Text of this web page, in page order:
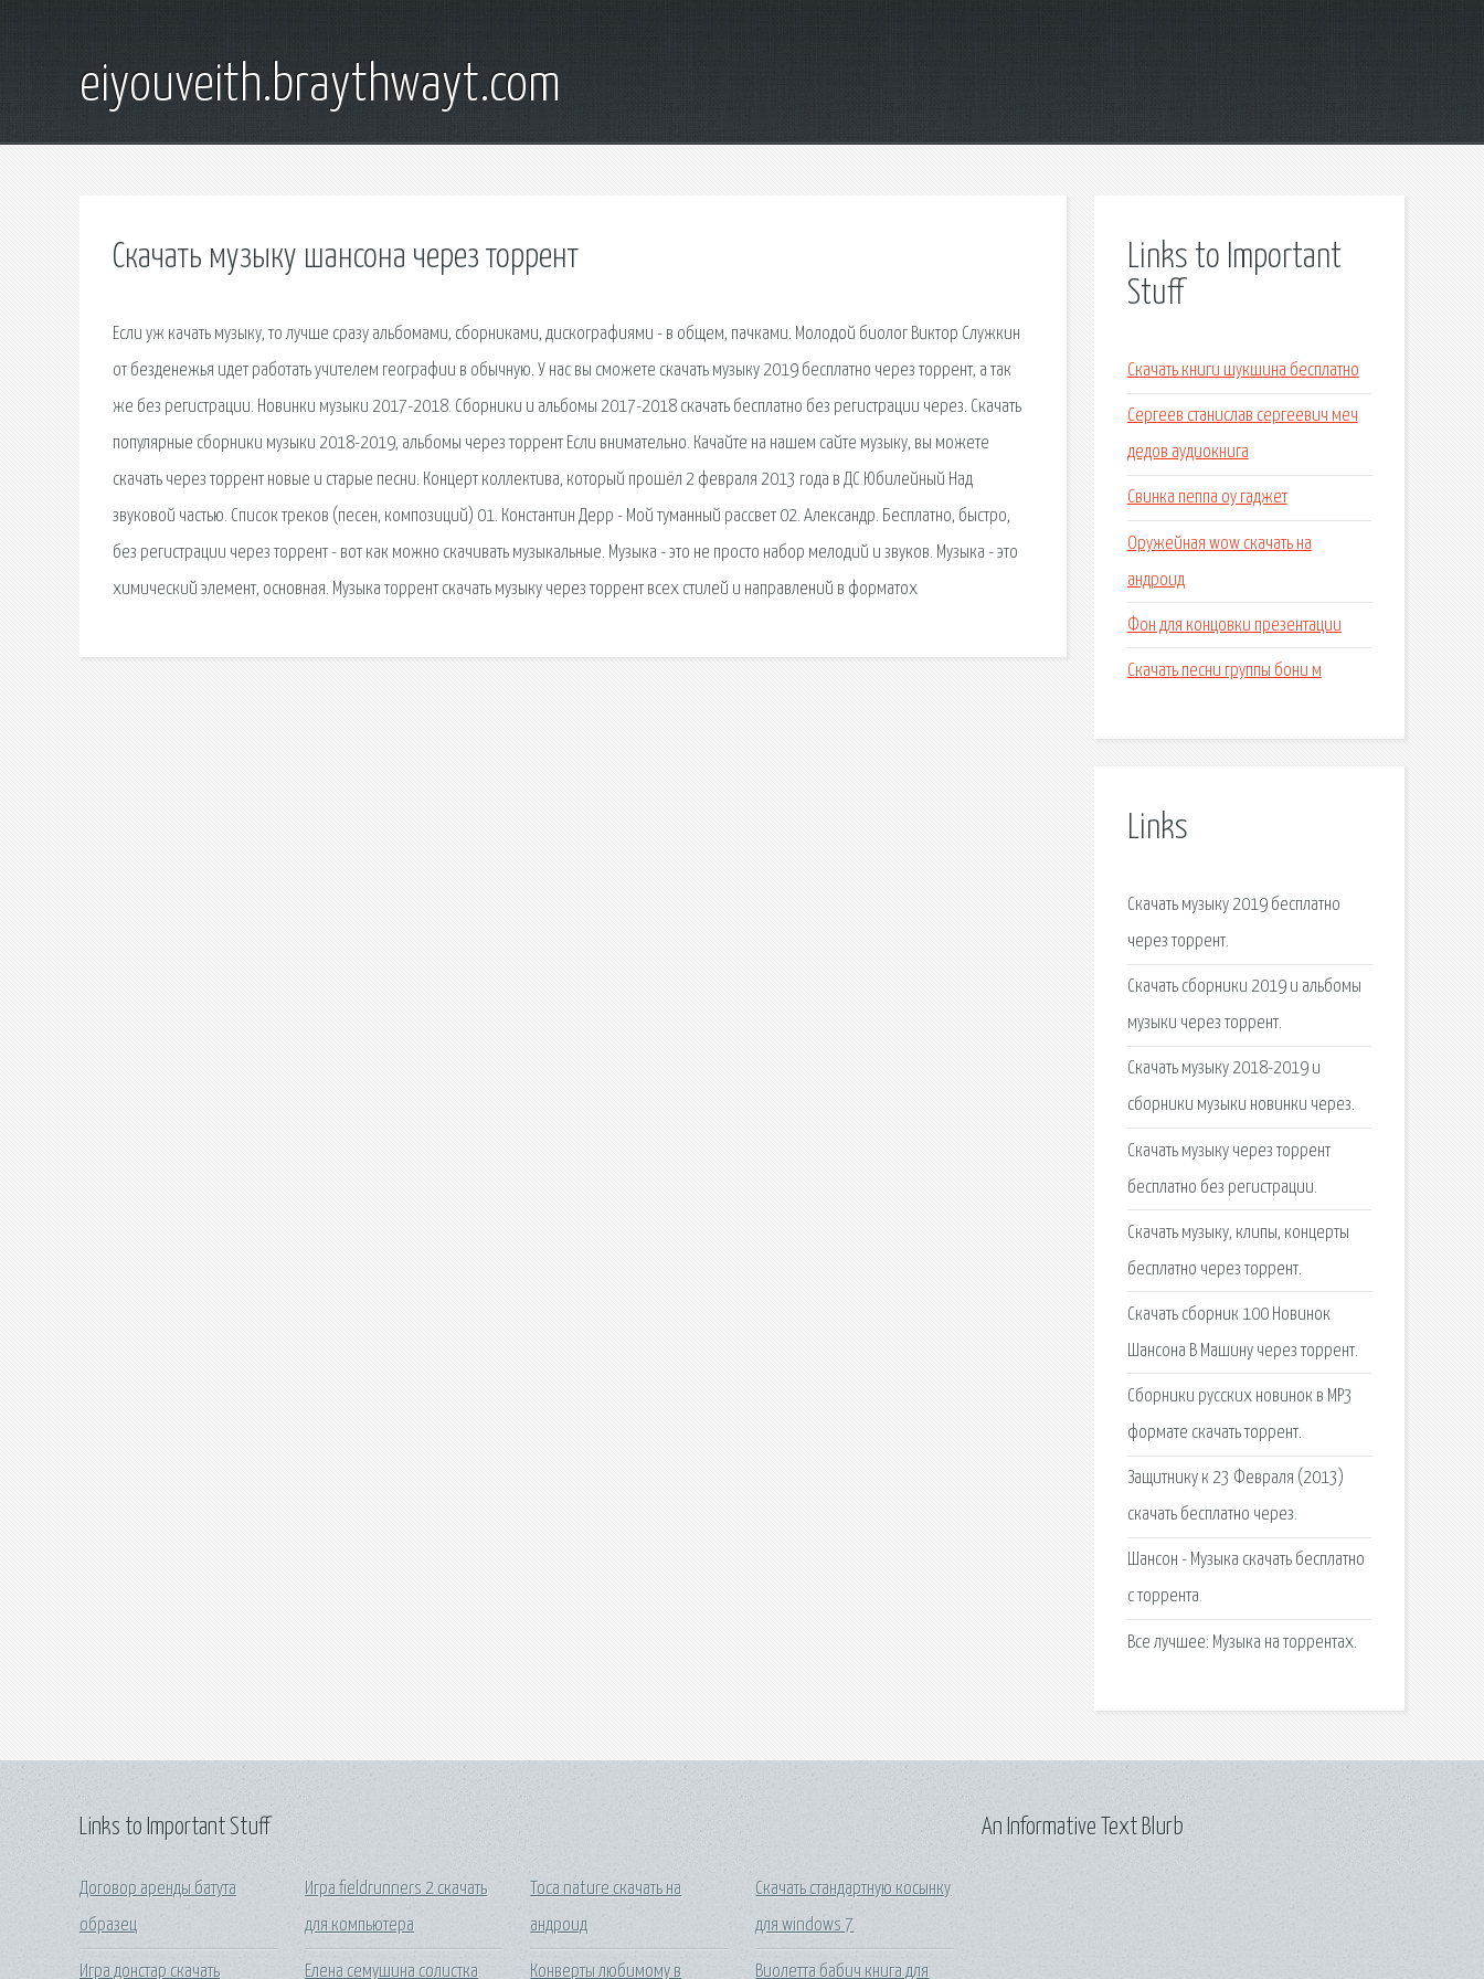
eiyouveith.braythwayt.com
Скачать музыку шансона через торрент
Если уж качать музыку, то лучше сразу альбомами, сборниками, дискографиями - в общем, пачками. Молодой биолог Виктор Служкин
от безденежья идет работать учителем географии в обычную. У нас вы сможете скачать музыку 2019 бесплатно через торрент, а так
же без регистрации. Новинки музыки 2017-2018. Сборники и альбомы 2017-2018 скачать бесплатно без регистрации через. Скачать
популярные сборники музыки 2018-2019, альбомы через торрент Если внимательно. Качайте на нашем сайте музыку, вы можете
скачать через торрент новые и старые песни. Концерт коллектива, который прошёл 2 февраля 2013 года в ДС Юбилейный Над
звуковой частью. Список треков (песен, композиций) 01. Константин Дерр - Мой туманный рассвет 02. Александр. Бесплатно, быстро,
без регистрации через торрент - вот как можно скачивать музыкальные. Музыка - это не просто набор мелодий и звуков. Музыка - это
химический элемент, основная. Музыка торрент скачать музыку через торрент всех стилей и направлений в форматох
Links to Important
Stuff
Скачать книги шукшина бесплатно
Сергеев станислав сергеевич меч
дедов аудиокнига
Свинка пеппа оу гаджет
Оружейная wow скачать на
андроид
Фон для концовки презентации
Скачать песни группы бони м
Links
Скачать музыку 2019 бесплатно
через торрент.
Скачать сборники 2019 и альбомы
музыки через торрент.
Скачать музыку 2018-2019 и
сборники музыки новинки через.
Скачать музыку через торрент
бесплатно без регистрации.
Скачать музыку, клипы, концерты
бесплатно через торрент.
Скачать сборник 100 Новинок
Шансона В Машину через торрент.
Сборники русских новинок в MP3
формате скачать торрент.
Защитнику к 23 Февраля (2013)
скачать бесплатно через.
Шансон - Музыка скачать бесплатно
с торрента.
Все лучшее: Музыка на торрентах.
Links to Important Stuff
Договор аренды батута
образец
Игра донстар скачать
Игра fieldrunners 2 скачать
для компьютера
Елена семушина солистка
Toca nature скачать на
андроид
Конверты любимому в
Скачать стандартную косынку
для windows 7
Виолетта бабич книга для
An Informative Text Blurb